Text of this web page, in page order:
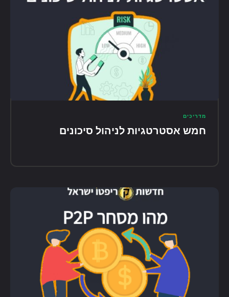
מדריכים
חמש אסטרטגיות לניהול סיכונים